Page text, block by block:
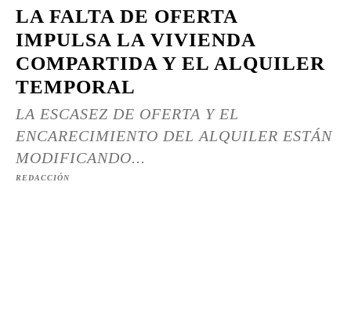
LA FALTA DE OFERTA
IMPULSA LA VIVIENDA
COMPARTIDA Y EL ALQUILER
TEMPORAL
LA ESCASEZ DE OFERTA Y EL
ENCARECIMIENTO DEL ALQUILER ESTÁN
MODIFICANDO...
REDACCIÓN